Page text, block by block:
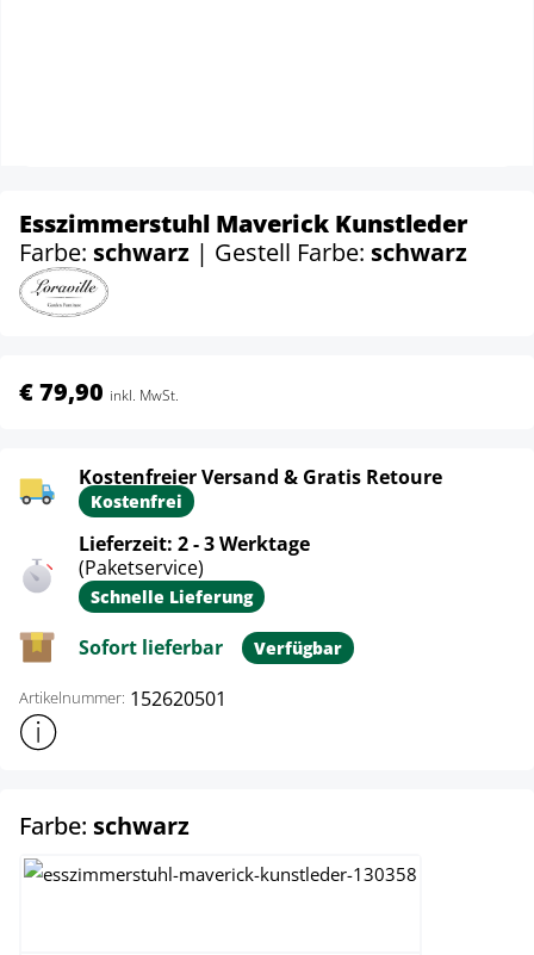
Esszimmerstuhl Maverick Kunstleder
Farbe: schwarz | Gestell Farbe: schwarz
€ 79,90 inkl. MwSt.
Kostenfreier Versand & Gratis Retoure
Kostenfrei
Lieferzeit: 2 - 3 Werktage
(Paketservice)
Schnelle Lieferung
Sofort lieferbar Verfügbar
Artikelnummer: 152620501
Weitere Produktinformationen anzeigen
Farbe: schwarzauswählen